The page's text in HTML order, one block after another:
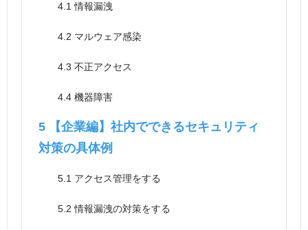
4.1情報漏洩
4.2 マルウェア感染
4.3 不正アクセス
4.4 機器障害
5 【企業編】社内でできるセキュリティ
対策の具体例
5.1 アクセス管理をする
5.2 情報漏洩の対策をする